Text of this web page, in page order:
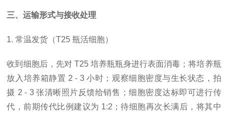
三、运输形式与接收处理
1. 常温发货（T25 瓶活细胞）
收到细胞后，先对 T25 培养瓶瓶身进行表面消毒；将培养瓶
放入培养箱静置 2 - 3 小时；观察细胞密度与生长状态，拍
摄 2 - 3 张清晰照片反馈给销售；细胞密度达标即可进行传
代，前期传代比例建议为 1:2；待细胞再次长满后，将其中